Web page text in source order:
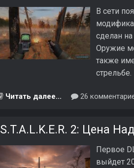
В сети
сделан
Оружие
также
стрельбе.
Читать далее... 26
S.T.A.L.K.E.R. 2: Цена
Первое
выйдет